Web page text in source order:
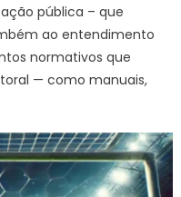
pública – que
ao entendimento
normativos que
— como manuais,